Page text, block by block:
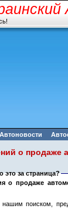
Автоновости
о продаже
это за страница?
о продаже
поиском,